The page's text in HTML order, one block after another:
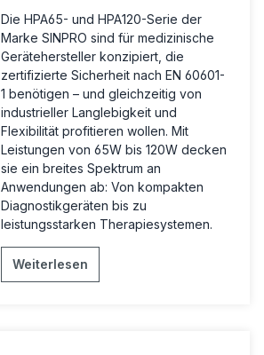
Die HPA65- und HPA120-Serie der
Marke SINPRO sind für medizinische
Gerätehersteller konzipiert, die
zertifizierte Sicherheit nach EN 60601-
1 benötigen – und gleichzeitig von
industrieller Langlebigkeit und
Flexibilität profitieren wollen. Mit
Leistungen von 65W bis 120W decken
sie ein breites Spektrum an
Anwendungen ab: Von kompakten
Diagnostikgeräten bis zu
leistungsstarken Therapiesystemen.
Weiterlesen